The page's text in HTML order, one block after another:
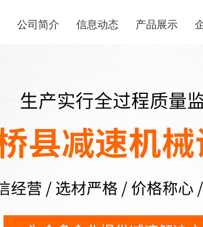
公司简介 信息动态 产品展示